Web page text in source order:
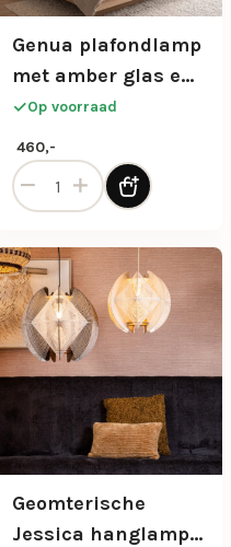
amber glas aantal
Genua plafondlamp
met amber glas en
beige zandkleurige
plafondplaat 3-
lichts
Op voorraad
460,-
Genua plafondlamp met
Geomterische
Jessica hanglamp